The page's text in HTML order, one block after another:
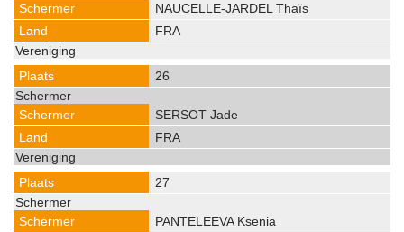
NAUCELLE-JARDEL Thaïs
FRA
26
SERSOT Jade
FRA
27
PANTELEEVA Ksenia